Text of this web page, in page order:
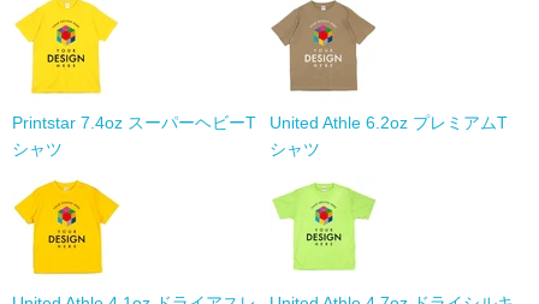
Printstar 7.4oz スーパーヘビーT
シャツ
United Athle 6.2oz プレミアムT
シャツ